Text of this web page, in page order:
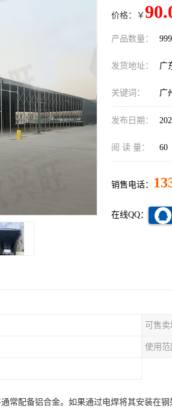
价格：￥
产品数量：
发货地址： 广
关键词： 广
发布日期：
阅 读 量： 60
销售电话：
在线QQ：
可售卖
使用范
常配备铝合金。如果通过电焊将其安装在